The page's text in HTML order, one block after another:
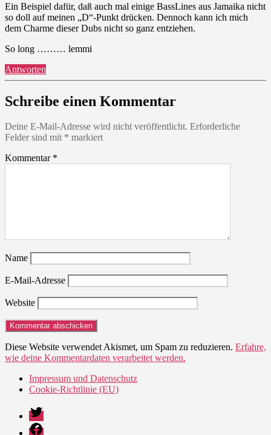
Ein Beispiel dafür, daß auch mal einige BassLines aus Jamaika nicht
so doll auf meinen „D“-Punkt drücken. Dennoch kann ich mich
dem Charme dieser Dubs nicht so ganz entziehen.
So long ……… lemmi
Antworten
Schreibe einen Kommentar
Deine E-Mail-Adresse wird nicht veröffentlicht. Erforderliche
Felder sind mit * markiert
Kommentar *
Name
E-Mail-Adresse
Website
Diese Website verwendet Akismet, um Spam zu reduzieren. Erfahre,
wie deine Kommentardaten verarbeitet werden.
Impressum und Datenschutz
Cookie-Richtlinie (EU)
Twitter
Facebook